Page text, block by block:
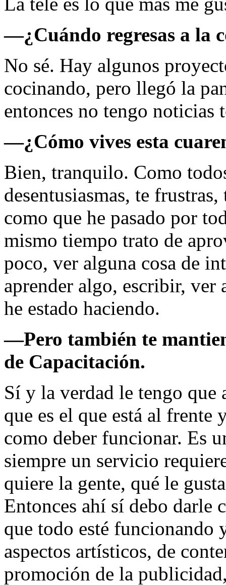
—¿Cuándo regresas a la
No sé. Hay algunos
cocinando, pero llegó la
entonces no tengo noticias
—¿Cómo vives esta
Bien, tranquilo. Como
desentusiasmas, te
como que he pasado por
mismo tiempo trato de
poco, ver alguna cosa de
aprender algo, escribir,
he estado haciendo.
—Pero también te
de Capacitación.
Sí y la verdad le tengo que
que es el que está al
como deber funcionar. Es
siempre un servicio
quiere la gente, qué le
Entonces ahí sí debo darle
que todo esté funcionando
aspectos artísticos, de
promoción de la